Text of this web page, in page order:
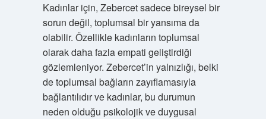
Kadınlar için, Zebercet sadece bireysel bir
sorun değil, toplumsal bir yansıma da
olabilir. Özellikle kadınların toplumsal
olarak daha fazla empati geliştirdiği
gözlemleniyor. Zebercet’in yalnızlığı, belki
de toplumsal bağların zayıflamasıyla
bağlantılıdır ve kadınlar, bu durumun
neden olduğu psikolojik ve duygusal